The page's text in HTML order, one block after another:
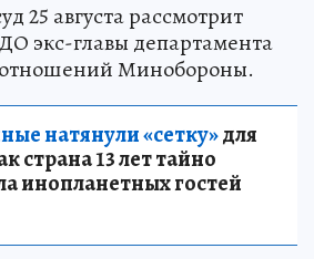
25 августа рассмотрит
экс-главы департамента
Минобороны.
натянули «сетку»для
страна 13 лет тайно
инопланетных гостей